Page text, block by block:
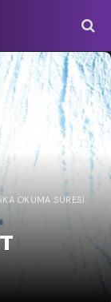
OKUMA SÜRESI